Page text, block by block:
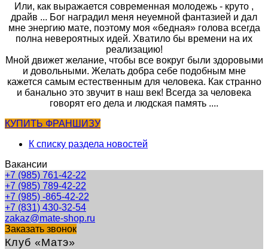
Или, как выражается современная молодежь - круто ,
драйв ... Бог наградил меня неуемной фантазией и дал
мне энергию мате, поэтому моя «бедная» голова всегда
полна невероятных идей. Хватило бы времени на их
реализацию!
Мной движет желание, чтобы все вокруг были здоровыми
и довольными. Желать добра себе подобным мне
кажется самым естественным для человека. Как странно
и банально это звучит в наш век! Всегда за человека
говорят его дела и людская память ....
КУПИТЬ ФРАНШИЗУ
К списку раздела новостей
Вакансии
+7 (985) 761-42-22
+7 (985) 789-42-22
+7 (985) -865-42-22
+7 (831) 430-32-54
zakaz@mate-shop.ru
Заказать звонок
Клуб «Матэ»